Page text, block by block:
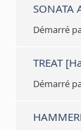
SONATA
Démarré
TREAT
Démarré